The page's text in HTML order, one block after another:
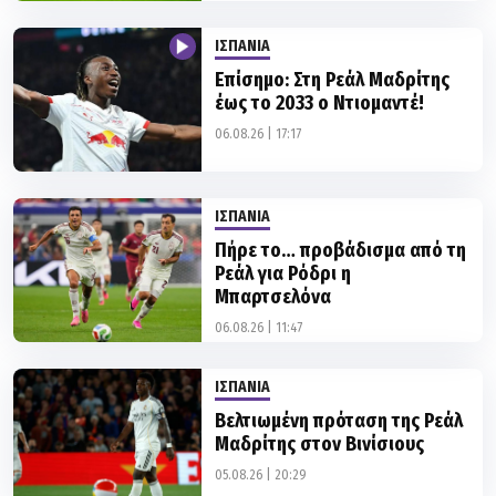
ΙΣΠΑΝΙΑ
Επίσημο: Στη Ρεάλ Μαδρίτης
έως το 2033 ο Ντιομαντέ!
06.08.26 | 17:17
ΙΣΠΑΝΙΑ
Πήρε το… προβάδισμα από τη
Ρεάλ για Ρόδρι η
Μπαρτσελόνα
06.08.26 | 11:47
ΙΣΠΑΝΙΑ
Βελτιωμένη πρόταση της Ρεάλ
Μαδρίτης στον Βινίσιους
05.08.26 | 20:29